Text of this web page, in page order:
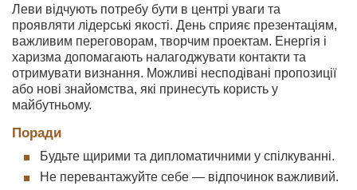
Леви відчують потребу бути в центрі уваги та
проявляти лідерські якості. День сприяє презентаціям,
важливим переговорам, творчим проектам. Енергія і
харизма допомагають налагоджувати контакти та
отримувати визнання. Можливі несподівані пропозиції
або нові знайомства, які принесуть користь у
майбутньому.
Поради
Будьте щирими та дипломатичними у спілкуванні.
Не перевантажуйте себе — відпочинок важливий.